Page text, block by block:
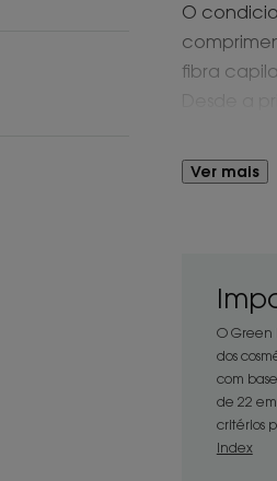
O
fibra
à base
cuidado
Uma
brilho."
Uma
Ver mais
O Green
dos
com
de 22
critérios
Index